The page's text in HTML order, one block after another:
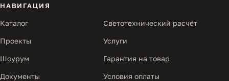
НАВИГАЦИЯ
Каталог Светотехнический расчёт
Проекты Услуги
Шоурум Гарантия на товар
Документы Условия оплаты